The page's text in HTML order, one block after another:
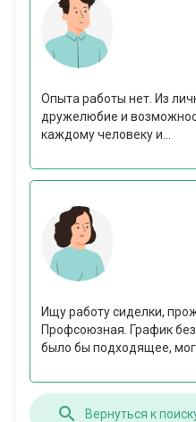
Опыта работы нет. Из
дружелюбие и
каждому человеку и...
Ищу работу сиделки,
Профсоюзная. График
было бы подходящее,
Вернуться к